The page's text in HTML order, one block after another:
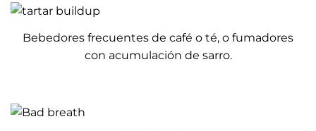
Bebedores frecuentes de café o té, o fumadores
con acumulación de sarro.